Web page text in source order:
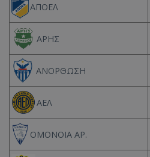
ΑΠΟΕΛ
ΑΡΗΣ
ΑΝΟΡΘΩΣΗ
ΑΕΛ
ΟΜΟΝΟΙΑ ΑΡ.